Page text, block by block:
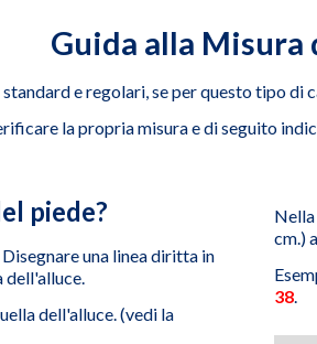
Guida alla Misura
e regolari, se per questo tipo
la propria misura e di seguito
piede?
una linea diritta in
dell'alluce.
dell'alluce. (vedi la
cm.)
38.